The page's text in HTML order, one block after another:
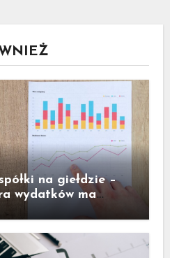
na giełdzie –
wydatków ma
dla inwestora